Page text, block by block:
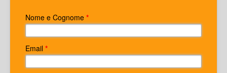
Nome e Cognome *
Email *